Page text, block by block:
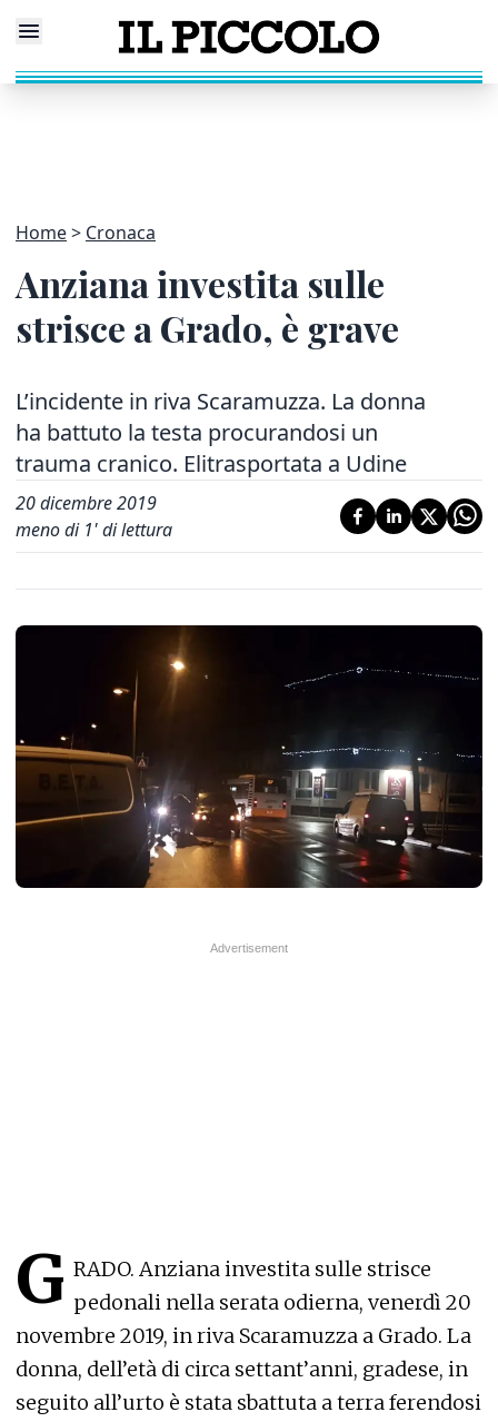
Home Cronaca
Anziana investita sulle
strisce a Grado, è grave
L’incidente in riva Scaramuzza. La donna
ha battuto la testa procurandosi un
trauma cranico. Elitrasportata a Udine
20 dicembre 2019
meno di 1' di lettura
G RADO. Anziana investita sulle strisce
pedonali nella serata odierna, venerdì 20
novembre 2019, in riva Scaramuzza a Grado. La
donna, dell’età di circa settant’anni, gradese, in
seguito all’urto è stata sbattuta a terra ferendosi